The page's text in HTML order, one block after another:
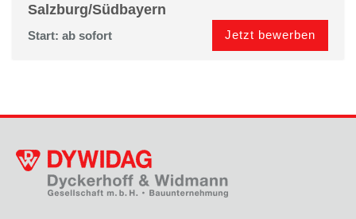
Salzburg/Südbayern
Start: ab sofort Jetzt bewerben